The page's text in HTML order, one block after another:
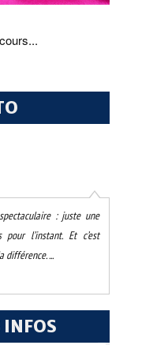
: juste une
l’instant. Et c’est
différence. ...
INFOS